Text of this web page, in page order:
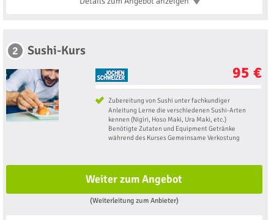
2 Sushi-Kurs
95 €
Zubereitung von Sushi unter fachkundiger
Anleitung Lerne die verschiedenen Sushi-Arten
kennen (Nigiri, Hoso Maki, Ura Maki, etc.)
Benötigte Zutaten und Equipment Getränke
während des Kurses Gemeinsame Verkostung
Weiter zum Angebot
(Weiterleitung zum Anbieter)